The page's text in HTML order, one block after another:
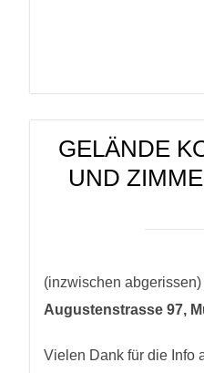
GELÄNDE
UND
(inzwischen abgerissen)
Augustenstrasse 97,
Vielen Dank für die Info